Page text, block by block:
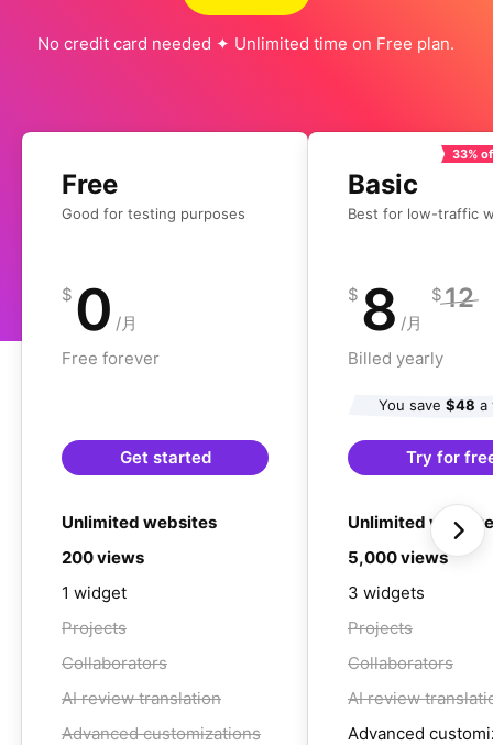
No credit card needed ✦ Unlimited time on Free plan.
Free
Good for testing purposes
$ 0 /月
Free forever
Get started
Unlimited websites
200 views
1 widget
Projects
Collaborators
AI review translation
Advanced customizations
Basic
Best for low-traffic
33%
$ 8 /月
$12
Billed yearly
You save $48 a
Try for
Unlimited
5,000 views
3 widgets
Projects
Collaborators
AI review
Advanced